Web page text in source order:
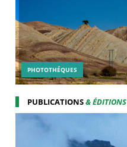
PHOTOTHÉQUES
PUBLICATIONS& ÉDITIONS